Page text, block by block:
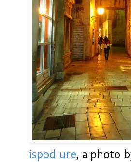
ispod ure, a photo